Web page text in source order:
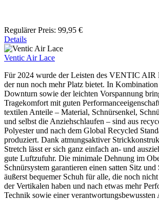
Regulärer Preis: 99,95 €
Details
Ventic Air Lace
Für 2024 wurde der Leisten des VENTIC AIR
der nun noch mehr Platz bietet. In
Downturn sowie der leichten Vorspannung
Tragekomfort mit guten
textilen Anteile – Material, Schnürsenkel,
und selbst die Anziehschlaufen – sind aus
Polyester und nach dem Global Recycled
produziert. Dank atmungsaktiver
Stretch lässt er sich ganz einfach an- und
gute Luftzufuhr. Die minimale Dehnung im
Schnürsystem garantieren einen satten Sitz
äußerst bequemer Schuh für alle, die noch
der Vertikalen haben und nach etwas mehr
Technik sowie einer verantwortungsbewussten